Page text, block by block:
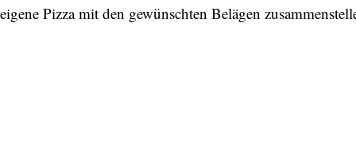
eigene Pizza mit den gewünschten Belägen